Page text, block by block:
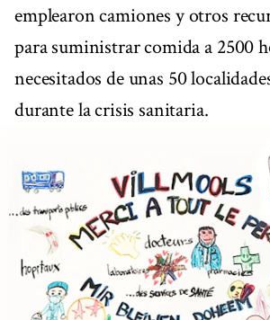
emplearon camiones y otros
para suministrar comida a 2500
necesitados de unas 50
durante la crisis sanitaria.